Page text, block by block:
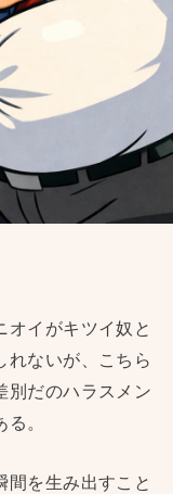
オイがキツイ奴と
れないが、こちら
別だのハラスメン
。
間を生み出すこと